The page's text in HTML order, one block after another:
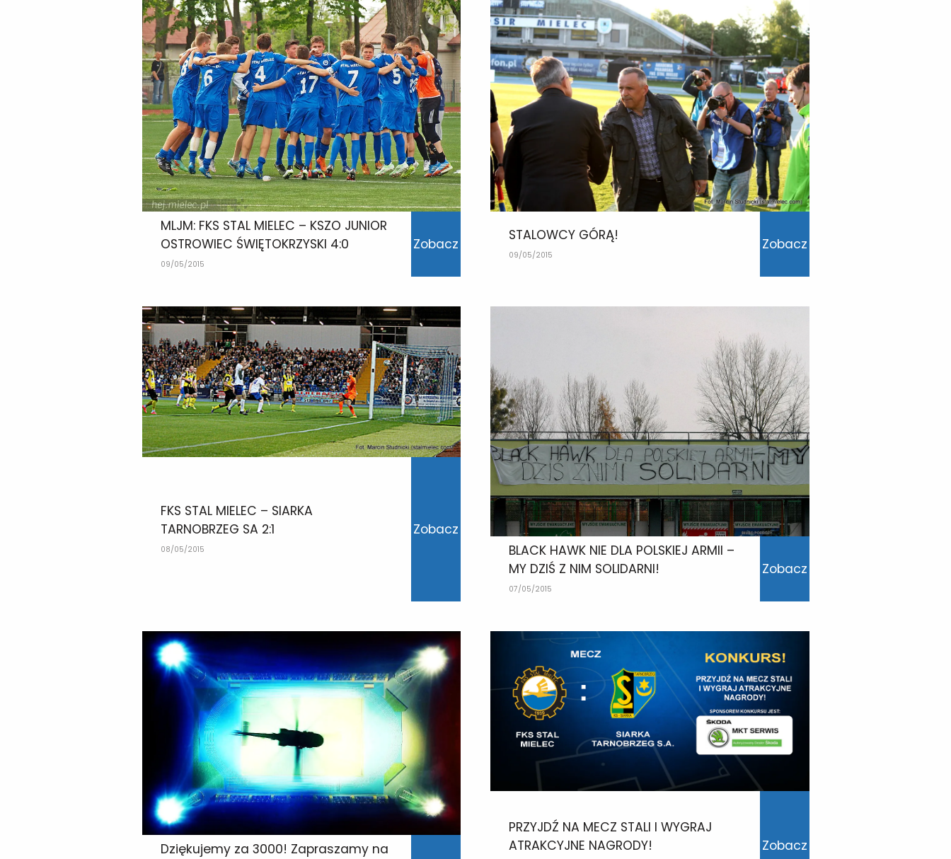
MLJM: FKS STAL MIELEC – KSZO JUNIOR
OSTROWIEC ŚWIĘTOKRZYSKI 4:0
09/05/2015
Zobacz
STALOWCY GÓRĄ!
09/05/2015
Zobacz
FKS STAL MIELEC – SIARKA
TARNOBRZEG SA 2:1
08/05/2015
Zobacz
BLACK HAWK NIE DLA POLSKIEJ ARMII –
MY DZIŚ Z NIM SOLIDARNI!
07/05/2015
Zobacz
Dziękujemy za 3000! Zapraszamy na
PRZYJDŹ NA MECZ STALI I WYGRAJ
ATRAKCYJNE NAGRODY!
Zobacz